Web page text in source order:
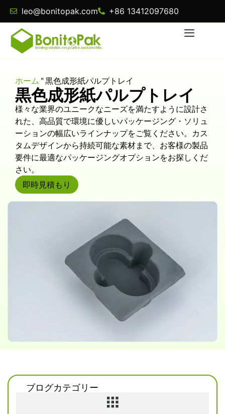
leo@bonitopak.com +86 13412097680
ホーム "黒色成形紙パルプトレイ
黒色成形紙パルプトレイ
様々な業界のユニークなニーズを満たすように設計さ
れた、高品質で環境に優しいパッケージング・ソリュ
ーションの幅広いラインナップをご覧ください。カス
タムデザインから持続可能な素材まで、お客様の製品
要件に最適なパッケージングオプションをお探しくだ
さい。
即時見積もり
ブログカテゴリー